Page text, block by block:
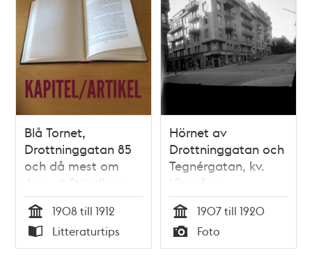
Blå Tornet,
Drottninggatan 85
och då mest om
August Strindberg
och hans tid i huset
/ Meg Egeland
Tid
1908 till 1912
Typ
Litteraturtips
Hörnet av
Drottninggatan och
Tegnérgatan, kv.
Vingråen.
Strindbergs Blå
tornet
Tid
1907 till 1920
Typ
Foto